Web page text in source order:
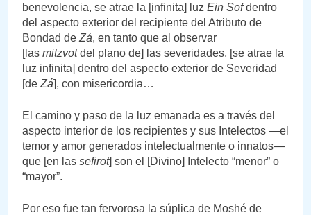
benevolencia, se atrae la [infinita] luz Ein Sofdentro
del aspecto exterior del recipiente del Atributo de
Bondad de Zá, en tanto que al observar
[las mitzvotdel plano de] las severidades, [se atrae la
luz infinita] dentro del aspecto exterior de Severidad
[de Zá], con misericordia…
El camino y paso de la luz emanada es a través del
aspecto interior de los recipientes y sus Intelectos —el
temor y amor generados intelectualmente o innatos—
que [en las sefirot] son el [Divino] Intelecto “menor” o
“mayor”.
Por eso fue tan fervorosa la súplica de Moshé de